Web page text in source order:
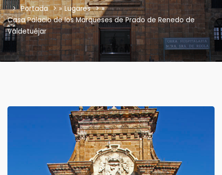
Portada » Lugares
»
Casa Palacio de los Marqueses de Prado de Renedo de
Valdetuéjar